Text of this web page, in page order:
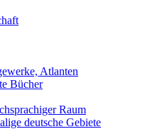
Atlanten
Bücher
Raum
deutsche Gebiete